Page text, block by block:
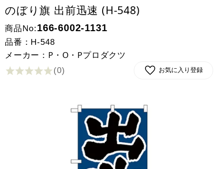
のぼり旗 出前迅速 (H-548)
商品No:166-6002-1131
品番： H-548
メーカー：P・O・Pプロダクツ
(0) お気に入り登録